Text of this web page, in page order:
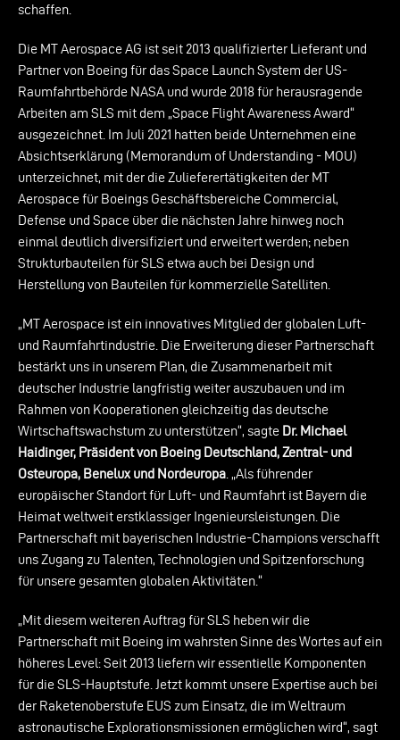
schaffen.
Die MT Aerospace AG ist seit 2013 qualifizierter Lieferant und
Partner von Boeing für das Space Launch System der US-
Raumfahrtbehörde NASA und wurde 2018 für herausragende
Arbeiten am SLS mit dem „Space Flight Awareness Award“
ausgezeichnet. Im Juli 2021 hatten beide Unternehmen eine
Absichtserklärung (Memorandum of Understanding - MOU)
unterzeichnet, mit der die Zulieferertätigkeiten der MT
Aerospace für Boeings Geschäftsbereiche Commercial,
Defense und Space über die nächsten Jahre hinweg noch
einmal deutlich diversifiziert und erweitert werden; neben
Strukturbauteilen für SLS etwa auch bei Design und
Herstellung von Bauteilen für kommerzielle Satelliten.
„MT Aerospace ist ein innovatives Mitglied der globalen Luft-
und Raumfahrtindustrie. Die Erweiterung dieser Partnerschaft
bestärkt uns in unserem Plan, die Zusammenarbeit mit
deutscher Industrie langfristig weiter auszubauen und im
Rahmen von Kooperationen gleichzeitig das deutsche
Wirtschaftswachstum zu unterstützen“, sagte Dr. Michael
Haidinger, Präsident von Boeing Deutschland, Zentral- und
Osteuropa, Benelux und Nordeuropa . „Als führender
europäischer Standort für Luft- und Raumfahrt ist Bayern die
Heimat weltweit erstklassiger Ingenieursleistungen. Die
Partnerschaft mit bayerischen Industrie-Champions verschafft
uns Zugang zu Talenten, Technologien und Spitzenforschung
für unsere gesamten globalen Aktivitäten.“
„Mit diesem weiteren Auftrag für SLS heben wir die
Partnerschaft mit Boeing im wahrsten Sinne des Wortes auf ein
höheres Level: Seit 2013 liefern wir essentielle Komponenten
für die SLS-Hauptstufe. Jetzt kommt unsere Expertise auch bei
der Raketenoberstufe EUS zum Einsatz, die im Weltraum
astronautische Explorationsmissionen ermöglichen wird“, sagt